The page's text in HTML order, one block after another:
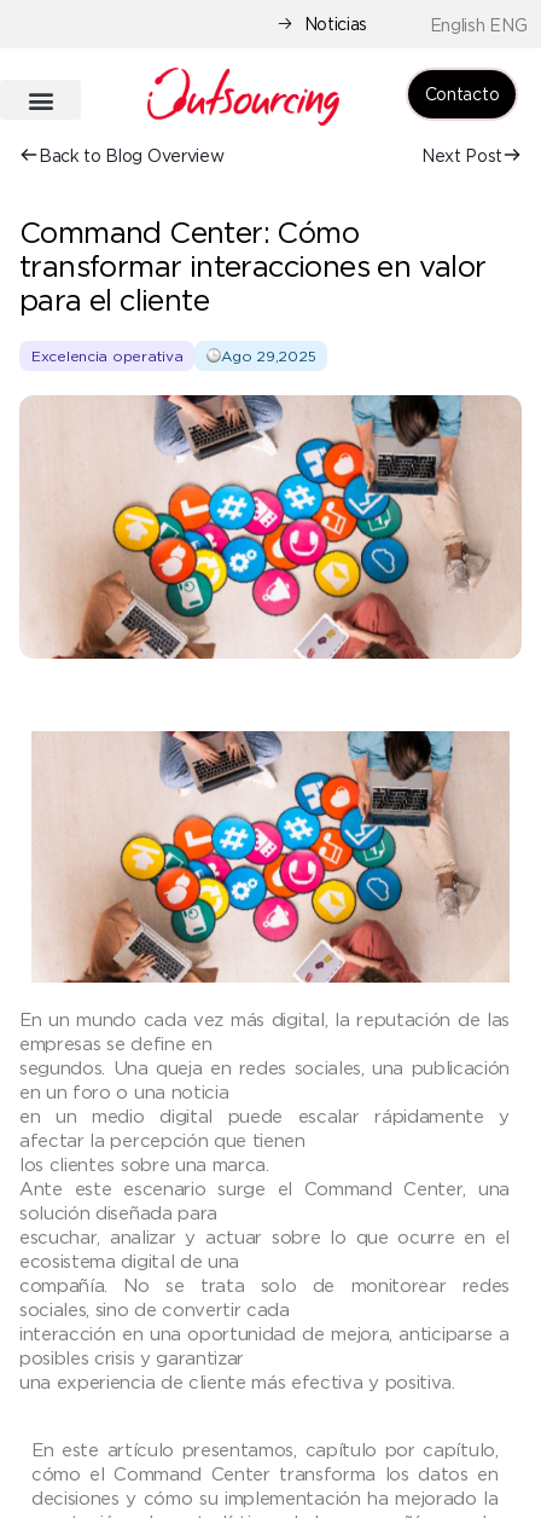
Noticias English ENG
Contacto
Back to Blog Overview Next Post
Command Center: Cómo
transformar interacciones en valor
para el cliente
Excelencia operativa Ago 29,2025
En un mundo cada vez más digital, la reputación de las
empresas se define en
segundos. Una queja en redes sociales, una publicación
en un foro o una noticia
en un medio digital puede escalar rápidamente y
afectar la percepción que tienen
los clientes sobre una marca.
Ante este escenario surge el Command Center, una
solución diseñada para
escuchar, analizar y actuar sobre lo que ocurre en el
ecosistema digital de una
compañía. No se trata solo de monitorear redes
sociales, sino de convertir cada
interacción en una oportunidad de mejora, anticiparse a
posibles crisis y garantizar
una experiencia de cliente más efectiva y positiva.
En este artículo presentamos, capítulo por capítulo,
cómo el Command Center transforma los datos en
decisiones y cómo su implementación ha mejorado la